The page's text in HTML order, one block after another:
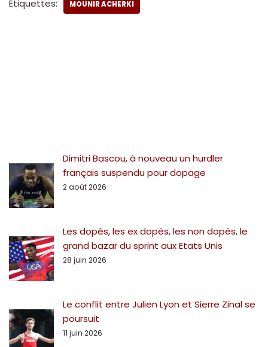
Étiquettes: MOUNIR ACHERKI
Dimitri Bascou, à nouveau un hurdler
français suspendu pour dopage
2 août 2026
Les dopés, les ex dopés, les non dopés, le
grand bazar du sprint aux Etats Unis
28 juin 2026
Le conflit entre Julien Lyon et Sierre Zinal se
poursuit
11 juin 2026